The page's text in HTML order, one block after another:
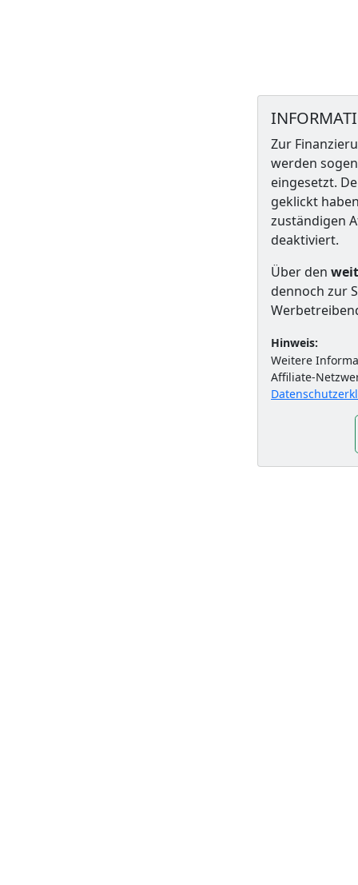
Zur
werden
eingesetzt.
geklickt
zuständigen
deaktiviert.
Über den
dennoch zur
Hinweis:
Weitere
Affiliate-